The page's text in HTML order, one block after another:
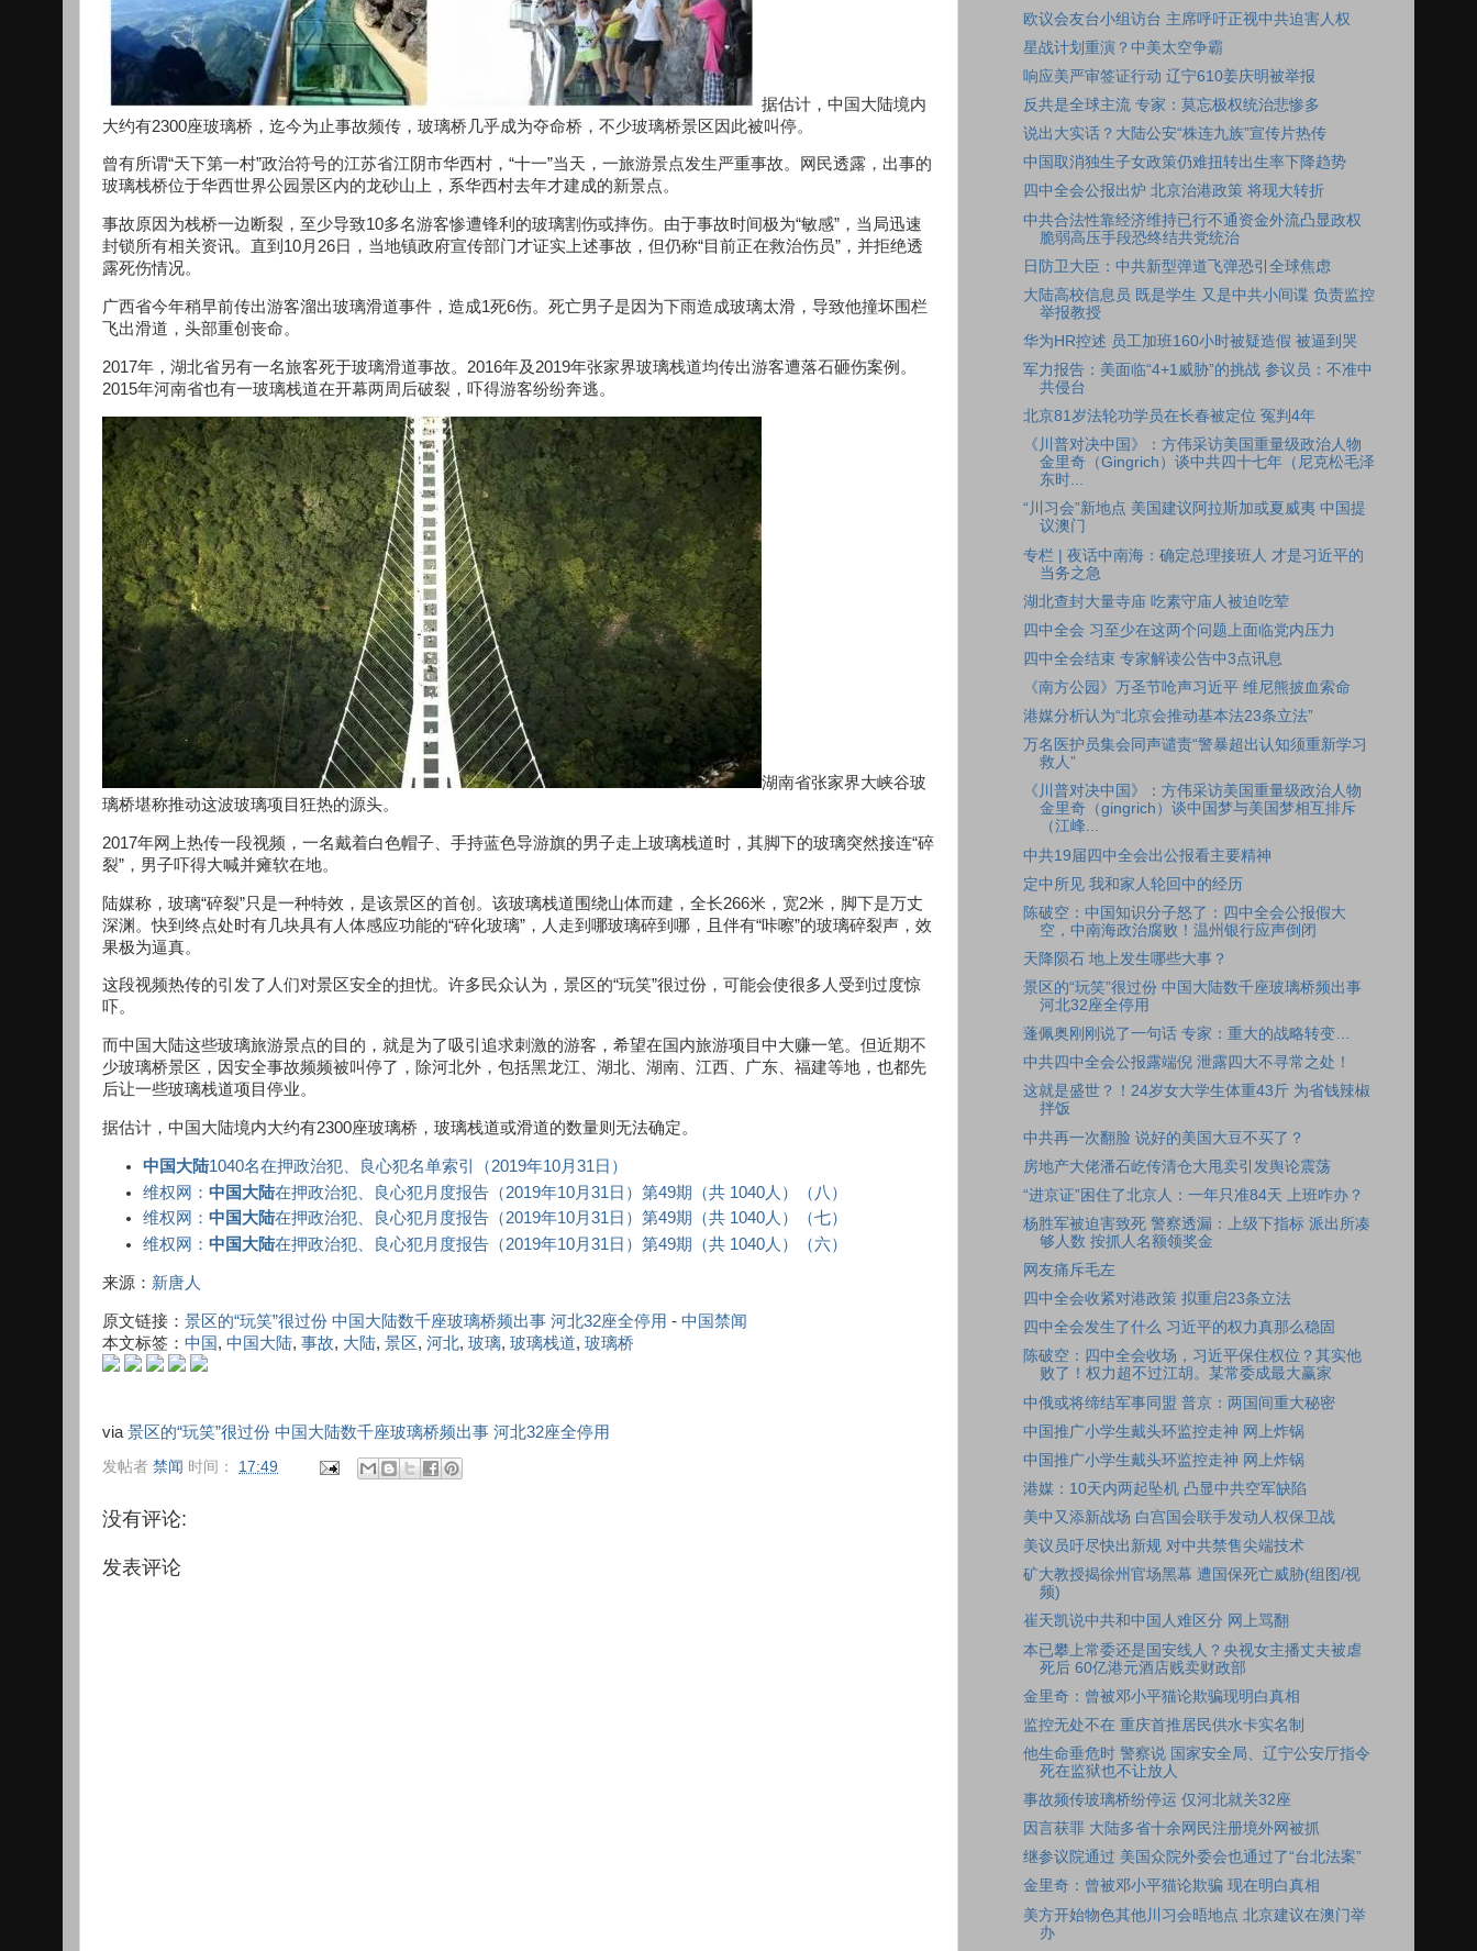
据估计，中国大陆境内
大约有2300座玻璃桥，迄今为止事故频传，玻璃桥几乎成为夺命桥，不少玻璃桥景区因此被叫停。
曾有所谓“天下第一村”政治符号的江苏省江阴市华西村，“十一”当天，一旅游景点发生严重事故。网民透露，出事的
玻璃栈桥位于华西世界公园景区内的龙砂山上，系华西村去年才建成的新景点。
事故原因为栈桥一边断裂，至少导致10多名游客惨遭锋利的玻璃割伤或摔伤。由于事故时间极为“敏感”，当局迅速
封锁所有相关资讯。直到10月26日，当地镇政府宣传部门才证实上述事故，但仍称“目前正在救治伤员”，并拒绝透
露死伤情况。
广西省今年稍早前传出游客溜出玻璃滑道事件，造成1死6伤。死亡男子是因为下雨造成玻璃太滑，导致他撞坏围栏
飞出滑道，头部重创丧命。
2017年，湖北省另有一名旅客死于玻璃滑道事故。2016年及2019年张家界玻璃栈道均传出游客遭落石砸伤案例。
2015年河南省也有一玻璃栈道在开幕两周后破裂，吓得游客纷纷奔逃。
湖南省张家界大峡谷玻
璃桥堪称推动这波玻璃项目狂热的源头。
2017年网上热传一段视频，一名戴着白色帽子、手持蓝色导游旗的男子走上玻璃栈道时，其脚下的玻璃突然接连“碎
裂”，男子吓得大喊并瘫软在地。
陆媒称，玻璃“碎裂”只是一种特效，是该景区的首创。该玻璃栈道围绕山体而建，全长266米，宽2米，脚下是万丈
深渊。快到终点处时有几块具有人体感应功能的“碎化玻璃”，人走到哪玻璃碎到哪，且伴有“咔嚓”的玻璃碎裂声，效
果极为逼真。
这段视频热传的引发了人们对景区安全的担忧。许多民众认为，景区的“玩笑”很过份，可能会使很多人受到过度惊
吓。
而中国大陆这些玻璃旅游景点的目的，就是为了吸引追求刺激的游客，希望在国内旅游项目中大赚一笔。但近期不
少玻璃桥景区，因安全事故频频被叫停了，除河北外，包括黑龙江、湖北、湖南、江西、广东、福建等地，也都先
后让一些玻璃栈道项目停业。
据估计，中国大陆境内大约有2300座玻璃桥，玻璃栈道或滑道的数量则无法确定。
中国大陆1040名在押政治犯、良心犯名单索引（2019年10月31日）
维权网：中国大陆在押政治犯、良心犯月度报告（2019年10月31日）第49期（共 1040人）（八）
维权网：中国大陆在押政治犯、良心犯月度报告（2019年10月31日）第49期（共 1040人）（七）
维权网：中国大陆在押政治犯、良心犯月度报告（2019年10月31日）第49期（共 1040人）（六）
来源： 新唐人
原文链接： 景区的“玩笑”很过份 中国大陆数千座玻璃桥频出事 河北32座全停用 - 中国禁闻
本文标签： 中国 , 中国大陆, 事故, 大陆, 景区, 河北, 玻璃, 玻璃栈道, 玻璃桥
via 景区的“玩笑”很过份 中国大陆数千座玻璃桥频出事 河北32座全停用
发帖者 禁闻 时间： 17:49
没有评论:
发表评论
欧议会友台小组访台 主席呼吁正视中共迫害人权
星战计划重演？中美太空争霸
响应美严审签证行动 辽宁610姜庆明被举报
反共是全球主流 专家：莫忘极权统治悲惨多
说出大实话？大陆公安“株连九族”宣传片热传
中国取消独生子女政策仍难扭转出生率下降趋势
四中全会公报出炉 北京治港政策 将现大转折
中共合法性靠经济维持已行不通资金外流凸显政权
脆弱高压手段恐终结共党统治
日防卫大臣：中共新型弹道飞弹恐引全球焦虑
大陆高校信息员 既是学生 又是中共小间谍 负责监控
举报教授
华为HR控述 员工加班160小时被疑造假 被逼到哭
军力报告：美面临“4+1威胁”的挑战 参议员：不准中
共侵台
北京81岁法轮功学员在长春被定位 冤判4年
《川普对决中国》：方伟采访美国重量级政治人物
金里奇（Gingrich）谈中共四十七年（尼克松毛泽
东时...
“川习会”新地点 美国建议阿拉斯加或夏威夷 中国提
议澳门
专栏 | 夜话中南海：确定总理接班人 才是习近平的
当务之急
湖北查封大量寺庙 吃素守庙人被迫吃荤
四中全会 习至少在这两个问题上面临党内压力
四中全会结束 专家解读公告中3点讯息
《南方公园》万圣节呛声习近平 维尼熊披血索命
港媒分析认为“北京会推动基本法23条立法”
万名医护员集会同声谴责“警暴超出认知须重新学习
救人”
《川普对决中国》：方伟采访美国重量级政治人物
金里奇（gingrich）谈中国梦与美国梦相互排斥
（江峰...
中共19届四中全会出公报看主要精神
定中所见 我和家人轮回中的经历
陈破空：中国知识分子怒了：四中全会公报假大
空，中南海政治腐败！温州银行应声倒闭
天降陨石 地上发生哪些大事？
景区的“玩笑”很过份 中国大陆数千座玻璃桥频出事
河北32座全停用
蓬佩奥刚刚说了一句话 专家：重大的战略转变…
中共四中全会公报露端倪 泄露四大不寻常之处！
这就是盛世？！24岁女大学生体重43斤 为省钱辣椒
拌饭
中共再一次翻脸 说好的美国大豆不买了？
房地产大佬潘石屹传清仓大甩卖引发舆论震荡
“进京证”困住了北京人：一年只准84天 上班咋办？
杨胜军被迫害致死 警察透漏：上级下指标 派出所凑
够人数 按抓人名额领奖金
网友痛斥毛左
四中全会收紧对港政策 拟重启23条立法
四中全会发生了什么 习近平的权力真那么稳固
陈破空：四中全会收场，习近平保住权位？其实他
败了！权力超不过江胡。某常委成最大赢家
中俄或将缔结军事同盟 普京：两国间重大秘密
中国推广小学生戴头环监控走神 网上炸锅
中国推广小学生戴头环监控走神 网上炸锅
港媒：10天内两起坠机 凸显中共空军缺陷
美中又添新战场 白宫国会联手发动人权保卫战
美议员吁尽快出新规 对中共禁售尖端技术
矿大教授揭徐州官场黑幕 遭国保死亡威胁(组图/视
频)
崔天凯说中共和中国人难区分 网上骂翻
本已攀上常委还是国安线人？央视女主播丈夫被虐
死后 60亿港元酒店贱卖财政部
金里奇：曾被邓小平猫论欺骗现明白真相
监控无处不在 重庆首推居民供水卡实名制
他生命垂危时 警察说 国家安全局、辽宁公安厅指令
死在监狱也不让放人
事故频传玻璃桥纷停运 仅河北就关32座
因言获罪 大陆多省十余网民注册境外网被抓
继参议院通过 美国众院外委会也通过了“台北法案”
金里奇：曾被邓小平猫论欺骗 现在明白真相
美方开始物色其他川习会晤地点 北京建议在澳门举
办